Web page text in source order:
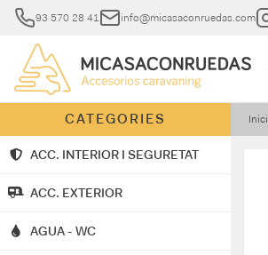
93 570 28 41 info@micasaconruedas.com
CATEGORIES
ACC. INTERIOR I SEGURETAT
ACC. EXTERIOR
AGUA - WC
Inici